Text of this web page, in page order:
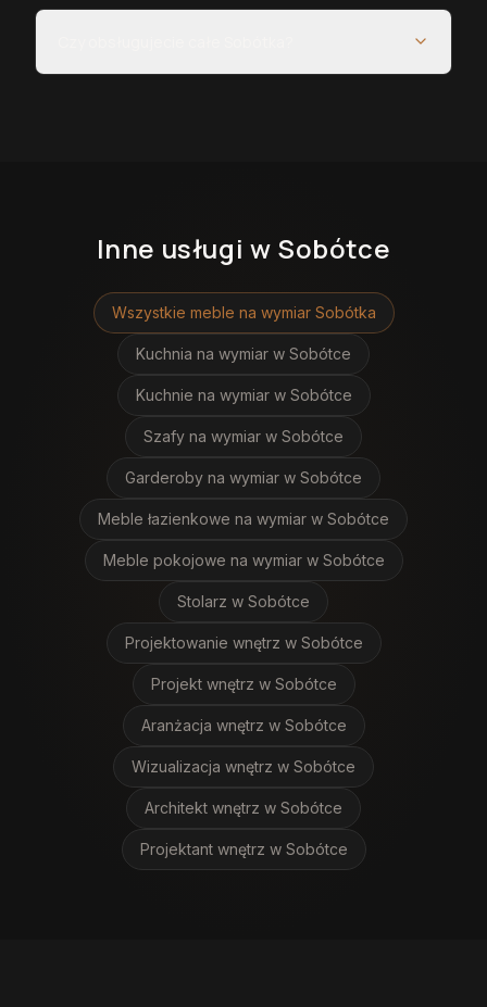
Inne usługi w Sobótce
Wszystkie meble na wymiar Sobótka
Kuchnia na wymiar w Sobótce
Kuchnie na wymiar w Sobótce
Szafy na wymiar w Sobótce
Garderoby na wymiar w Sobótce
Meble łazienkowe na wymiar w Sobótce
Meble pokojowe na wymiar w Sobótce
Stolarz w Sobótce
Projektowanie wnętrz w Sobótce
Projekt wnętrz w Sobótce
Aranżacja wnętrz w Sobótce
Wizualizacja wnętrz w Sobótce
Architekt wnętrz w Sobótce
Projektant wnętrz w Sobótce